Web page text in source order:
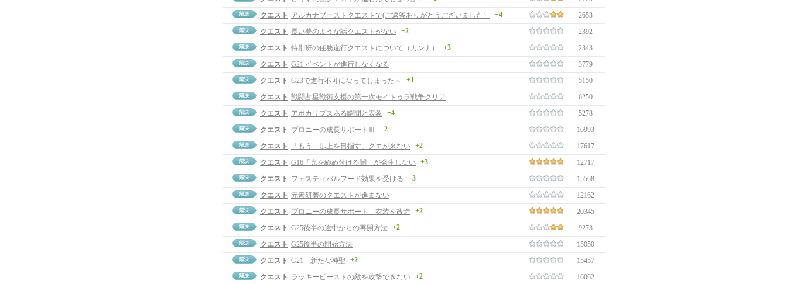
クエスト アルカナブーストクエストで(ご返答ありがとうございました） +4
2653
クエスト 長い夢のような話クエストがない +2
2392
クエスト 特別班の任務遂行クエストについて（カンナ） +3
2343
クエスト G21 イベントが進行しなくなる
3779
クエスト G23で進行不可になってしまった～ +1
5150
クエスト 戦闘占星戦術支援の第一次モイトゥラ戦争クリア
6250
クエスト アポカリプスある瞬間と表象 +4
5278
クエスト ブロニーの成長サポートⅢ +2
16993
クエスト
「もう一歩上を目指す」クエが来ない +2
17617
クエスト G16「光を締め付ける闇」が発生しない +3
12717
クエスト フェスティバルフード効果を受ける +3
15568
クエスト 元素研磨のクエストが進まない
12162
クエスト ブロニーの成長サポート 衣装を改造 +2
20345
クエスト G25後半の途中からの再開方法 +2
9273
クエスト G25後半の開始方法
15050
クエスト G21 新たな神聖 +2
15457
クエスト ラッキービーストの敵を攻撃できない +2
16062